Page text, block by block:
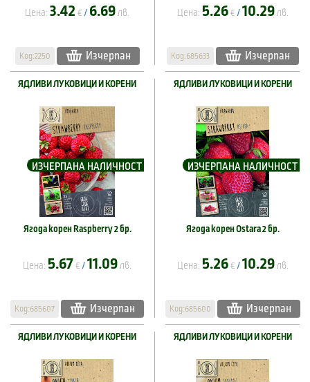
Цена: 3.42 € / 6.69 лв.
Код:2250 Изчерпан
Цена: 5.26 € / 10.29 лв.
Код:685633 Изчерпан
ИЗЧЕРПАНА НАЛИЧНОСТ
ЯДЛИВИ ЛУКОВИЦИ И КОРЕНИ
Ягода корен Raspberry 2 бр.
Цена: 5.67 € / 11.09 лв.
Код:685607 Изчерпан
ИЗЧЕРПАНА НАЛИЧНОСТ
ЯДЛИВИ ЛУКОВИЦИ И КОРЕНИ
Ягода корен Ostara 2 бр.
Цена: 5.26 € / 10.29 лв.
Код:685600 Изчерпан
ЯДЛИВИ ЛУКОВИЦИ И КОРЕНИ ЯДЛИВИ ЛУКОВИЦИ И КОРЕНИ